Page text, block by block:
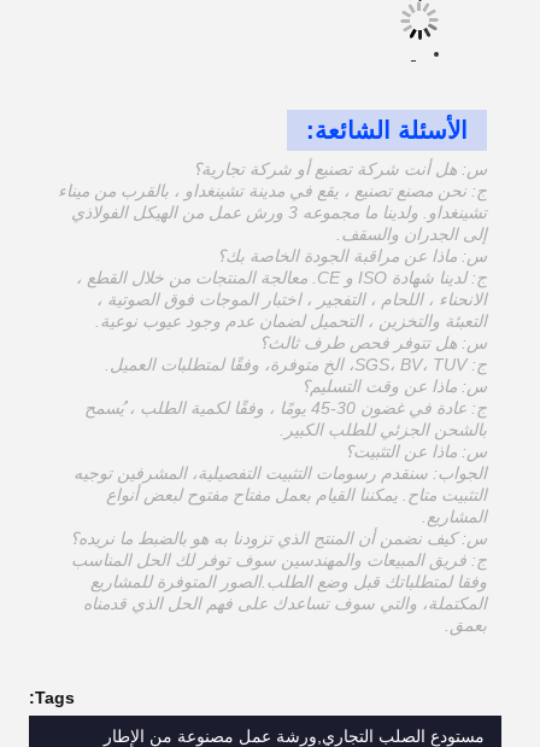
الأسئلة الشائعة:
س: هل أنت شركة تصنيع أو شركة تجارية؟
ج: نحن مصنع تصنيع ، يقع في مدينة تشينغداو ، بالقرب من ميناء
تشينغداو. ولدينا ما مجموعه 3 ورش عمل من الهيكل الفولاذي
إلى الجدران والسقف.
س: ماذا عن مراقبة الجودة الخاصة بك؟
ج: لدينا شهادة ISO و CE. معالجة المنتجات من خلال القطع ،
الانحناء ، اللحام ، التفجير ، اختبار الموجات فوق الصوتية ،
التعبئة والتخزين ، التحميل لضمان عدم وجود عيوب نوعية.
س: هل تتوفر فحص طرف ثالث؟
ج: SGS، BV، TUV، الخ متوفرة، وفقًا لمتطلبات العميل.
س: ماذا عن وقت التسليم؟
ج: عادة في غضون 30-45 يومًا ، وفقًا لكمية الطلب ، يُسمح
بالشحن الجزئي للطلب الكبير.
س: ماذا عن التثبيت؟
الجواب: سنقدم رسومات التثبيت التفصيلية، المشرفين توجيه
التثبيت متاح. يمكننا القيام بعمل مفتاح مفتوح لبعض أنواع
المشاريع.
س: كيف نضمن أن المنتج الذي تزودنا به هو بالضبط ما نريده؟
ج: فريق المبيعات والمهندسين سوف توفر لك الحل المناسب
وفقا لمتطلباتك قبل وضع الطلب.الصور المتوفرة للمشاريع
المكتملة، والتي سوف تساعدك على فهم الحل الذي قدمناه
بعمق.
Tags:
مستودع الصلب التجاري,ورشة عمل مصنوعة من الإطار